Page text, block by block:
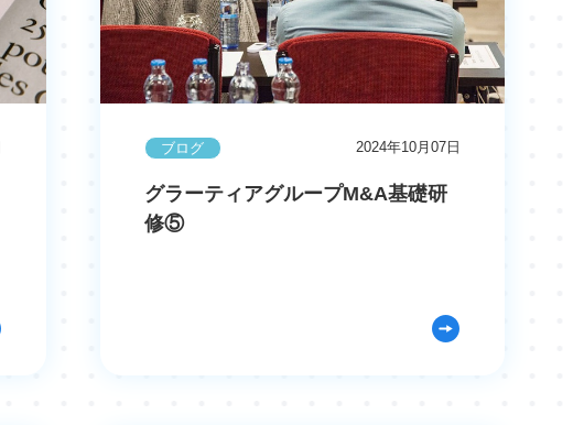
ブログ 2024年10月07日
グラーティアグループM&A基礎研
修⑤